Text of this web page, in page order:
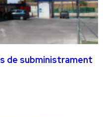
de subministrament